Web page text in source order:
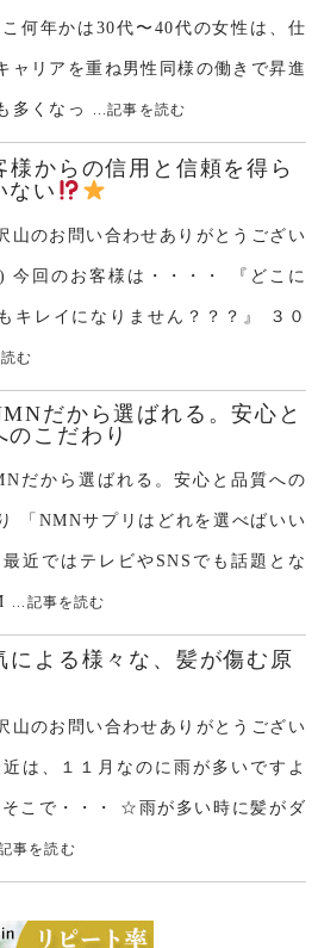
何年かは30代〜40代の女性は、仕
ャリアを重ね男性同様の働きで昇進
多くなっ ...記事を読む
様からの信用と信頼を得ら
ない
山のお問い合わせありがとうござい
今回のお客様は・・・・ 『どこに
キレイになりません？？？』 ３０
む
だから選ばれる。安心と
のこだわり
だから選ばれる。安心と品質への
「NMNサプリはどれを選べばいい
近ではテレビやSNSでも話題とな
...記事を読む
による様々な、髪が傷む原
山のお問い合わせありがとうござい
は、１１月なのに雨が多いですよ
こで・・・ ☆雨が多い時に髪がダ
事を読む